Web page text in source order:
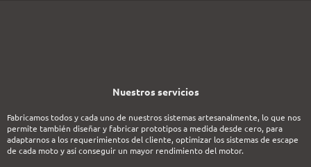
Nuestros servicios
​Fabricamos todos y cada uno de nuestros sistemas artesanalmente, lo que nos
permite también diseñar y fabricar prototipos a medida desde cero, para
adaptarnos a los requerimientos del cliente, optimizar los sistemas de escape
de cada moto y así conseguir un mayor rendimiento del motor.